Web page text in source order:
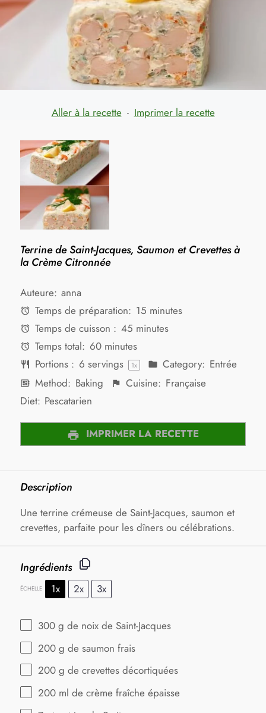
Aller à la recette · Imprimer la recette
Terrine de Saint-Jacques, Saumon et Crevettes à
la Crème Citronnée
Auteure: anna
Temps de préparation: 15 minutes
Temps de cuisson : 45 minutes
Temps total: 60 minutes
Portions : 6 servings 1x Category: Entrée
Method: Baking Cuisine: Française
Diet: Pescatarien
IMPRIMER LA RECETTE
Description
Une terrine crémeuse de Saint-Jacques, saumon et
crevettes, parfaite pour les dîners ou célébrations.
Ingrédients
ÉCHELLE 1x 2x 3x
300 g de noix de Saint-Jacques
200 g de saumon frais
200 g de crevettes décortiquées
200 ml de crème fraîche épaisse